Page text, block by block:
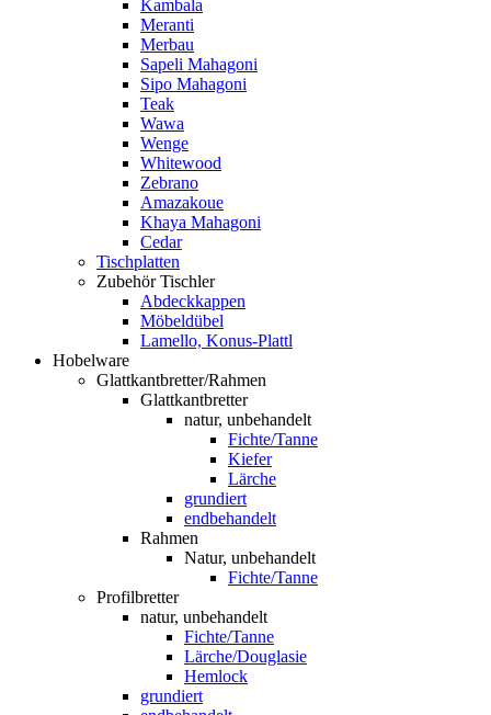
Kambala
Meranti
Merbau
Sapeli Mahagoni
Sipo Mahagoni
Teak
Wawa
Wenge
Whitewood
Zebrano
Amazakoue
Khaya Mahagoni
Cedar
Tischplatten
Zubehör Tischler
Abdeckkappen
Möbeldübel
Lamello, Konus-Plattl
Hobelware
Glattkantbretter/Rahmen
Glattkantbretter
natur, unbehandelt
Fichte/Tanne
Kiefer
Lärche
grundiert
endbehandelt
Rahmen
Natur, unbehandelt
Fichte/Tanne
Profilbretter
natur, unbehandelt
Fichte/Tanne
Lärche/Douglasie
Hemlock
grundiert